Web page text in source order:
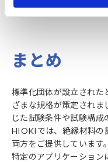
*:遮蔽箱 SME-8350と併
まとめ
標準化団体が設立された
ざまな規格が策定され
じた試験条件や試験構成
HIOKIでは、絶縁材料の
両方をご提供しています。
特定のアプリケーション